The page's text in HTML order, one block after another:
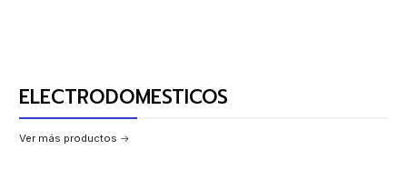
ELECTRODOMESTICOS
Ver más productos